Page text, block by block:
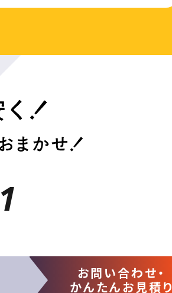
お問い合わせ・
かんたんお見積り